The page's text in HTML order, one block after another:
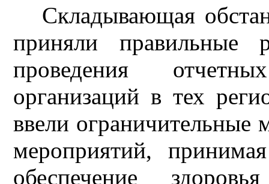
Складывающая
приняли правильные
проведения
организаций в тех
ввели
мероприятий,
обеспечение